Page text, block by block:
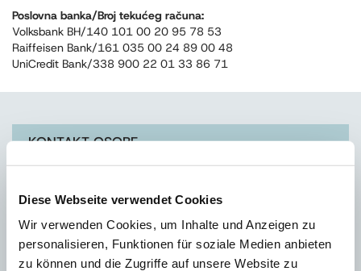
Diese Webseite verwendet Cookies
Wir verwenden Cookies, um Inhalte und Anzeigen zu
personalisieren, Funktionen für soziale Medien anbieten
zu können und die Zugriffe auf unsere Website zu
Poslovna banka/Broj tekućeg računa:
Volksbank BH/140 101 00 20 95 78 53
Raiffeisen Bank/161 035 00 24 89 00 48
UniCredit Bank/338 900 22 01 33 86 71
KONTAKT OSOBE